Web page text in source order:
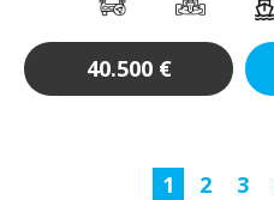
40.500 €
1 2 3